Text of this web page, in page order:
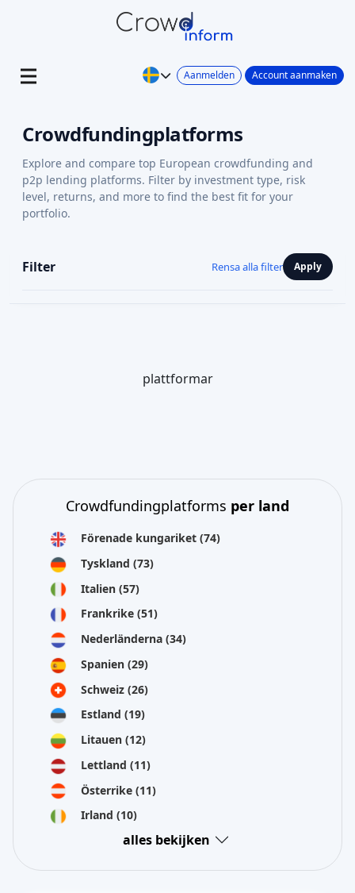
Aanmelden Account aanmaken
Crowdfundingplatforms
Explore and compare top European crowdfunding and
p2p lending platforms. Filter by investment type, risk
level, returns, and more to find the best fit for your
portfolio.
Filter Rensa alla filter Apply
plattformar
Crowdfundingplatforms per land
Förenade kungariket (74)
Tyskland (73)
Italien (57)
Frankrike (51)
Nederländerna (34)
Spanien (29)
Schweiz (26)
Estland (19)
Litauen (12)
Lettland (11)
Österrike (11)
Irland (10)
alles bekijken